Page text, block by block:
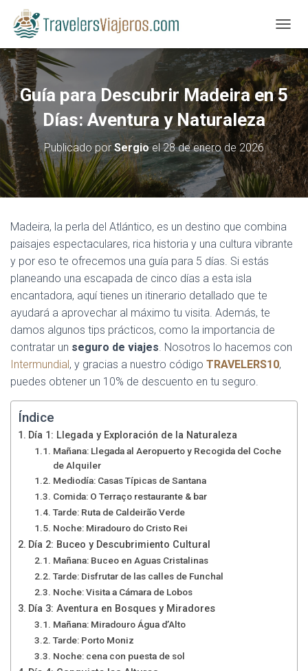
Guía para Descubrir Madeira en 5
Días: Aventura y Naturaleza
Publicado porSergioel28 de enero de 2026
Madeira, la perla del Atlántico, es un destino que combina
paisajes espectaculares, rica historia y una cultura vibrante
y por eso te ofrecemos una guía para 5 días. Si estás
planeando una escapada de cinco días a esta isla
encantadora, aquí tienes un itinerario detallado que te
ayudará a aprovechar al máximo tu visita. Además, te
damos algunos tips prácticos, como la importancia de
contratar un seguro de viajes. Nosotros lo hacemos con
Intermundial, y gracias a nuestro código TRAVELERS10,
puedes obtener un 10% de descuento en tu seguro.
Índice
Día 1: Llegada y Exploración de la Naturaleza
Mañana: Llegada al Aeropuerto y Recogida del Coche
de Alquiler
Mediodía: Casas Típicas de Santana
Comida: O Terraço restaurante & bar
Tarde: Ruta de Caldeirão Verde
Noche: Miradouro do Cristo Rei
Día 2: Buceo y Descubrimiento Cultural
Mañana: Buceo en Aguas Cristalinas
Tarde: Disfrutar de las calles de Funchal
Noche: Visita a Cámara de Lobos
Día 3: Aventura en Bosques y Miradores
Mañana: Miradouro Água d’Alto
Tarde: Porto Moniz
Noche: cena con puesta de sol